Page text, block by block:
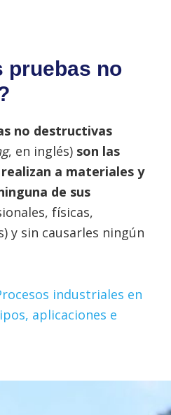
pruebas no
no destructivas
, en inglés) son las
a materiales y
de sus
físicas,
y sin causarles ningún
industriales en
aplicaciones e